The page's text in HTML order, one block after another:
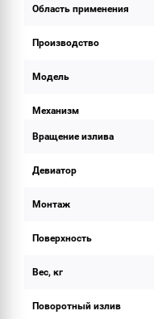
Область применения
Производство
Модель
Механизм
Вращение излива
Девиатор
Монтаж
Поверхность
Вес, кг
Поворотный излив